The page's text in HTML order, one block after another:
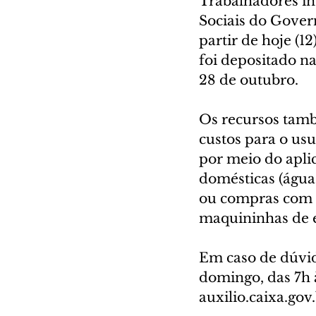
Sociais do
partir de hoje
foi depositado
28 de outubro.
Os recursos
custos para o
por meio do
domésticas
ou compras
maquininhas de
Em caso de
domingo, das